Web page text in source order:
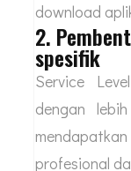
download
2.
spesifik
Service
dengan
profesional